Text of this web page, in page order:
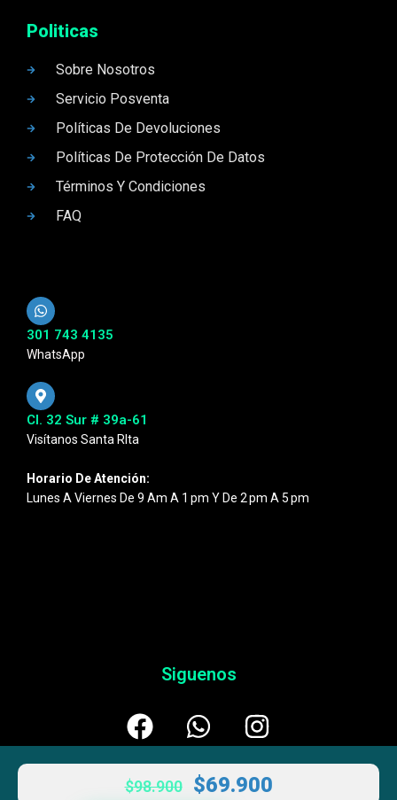
$98.900 $69.900
Politicas
Sobre Nosotros
Servicio Posventa
Políticas De Devoluciones
Políticas De Protección De Datos
Términos Y Condiciones
FAQ
301 743 4135
WhatsApp
Cl. 32 Sur # 39a-61
Visítanos Santa RIta
Horario De Atención:
Lunes A Viernes De 9 Am A 1 Pm Y De 2 Pm A 5 Pm
Siguenos